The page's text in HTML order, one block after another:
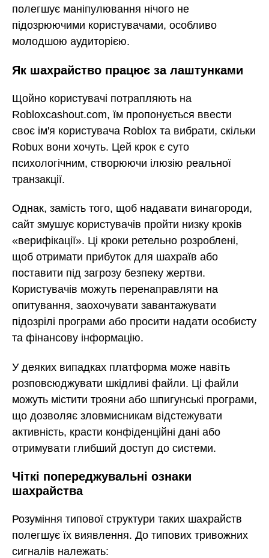
полегшує маніпулювання нічого не
підозрюючими користувачами, особливо
молодшою аудиторією.
Як шахрайство працює за лаштунками
Щойно користувачі потрапляють на
Robloxcashout.com, їм пропонується ввести
своє ім'я користувача Roblox та вибрати, скільки
Robux вони хочуть. Цей крок є суто
психологічним, створюючи ілюзію реальної
транзакції.
Однак, замість того, щоб надавати винагороди,
сайт змушує користувачів пройти низку кроків
«верифікації». Ці кроки ретельно розроблені,
щоб отримати прибуток для шахраїв або
поставити під загрозу безпеку жертви.
Користувачів можуть перенаправляти на
опитування, заохочувати завантажувати
підозрілі програми або просити надати особисту
та фінансову інформацію.
У деяких випадках платформа може навіть
розповсюджувати шкідливі файли. Ці файли
можуть містити трояни або шпигунські програми,
що дозволяє зловмисникам відстежувати
активність, красти конфіденційні дані або
отримувати глибший доступ до системи.
Чіткі попереджувальні ознаки
шахрайства
Розуміння типової структури таких шахрайств
полегшує їх виявлення. До типових тривожних
сигналів належать: